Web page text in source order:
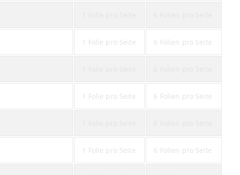
1 Folie pro Seite 6 Folien pro Seite
1 Folie pro Seite 6 Folien pro Seite
1 Folie pro Seite 6 Folien pro Seite